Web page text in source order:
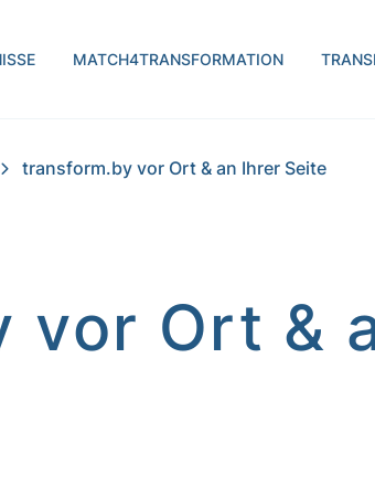
MATCH4TRANSFORMATION
transform.by vor Ort & an Ihrer Seite
vor Ort &